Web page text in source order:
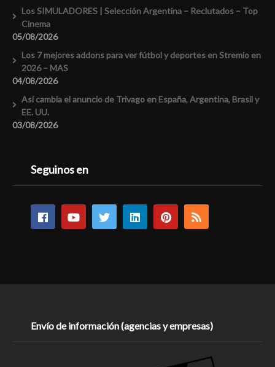
Los SIMULADORES | Selección Argentina – Reclutados – Top
Cinema
05/08/2026
Los 7 mejores addons para ver fútbol y deportes en Stremio en
2026 – MAS
04/08/2026
Así cambia el anuncio de Trivago en España, Argentina, Brasil y
EE. UU.
03/08/2026
Seguinos en
Envío de información (agencias y empresas)